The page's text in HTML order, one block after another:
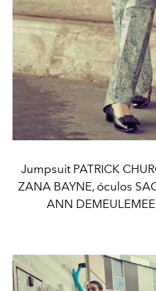
Jumpsuit PATRICK
ZANA BAYNE, óculos
ANN